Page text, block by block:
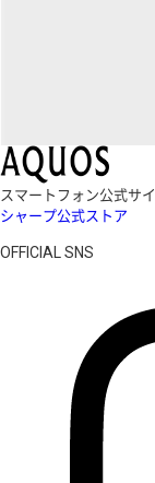
スマートフォン公式サ
シャープ公式ストア
OFFICIAL SNS